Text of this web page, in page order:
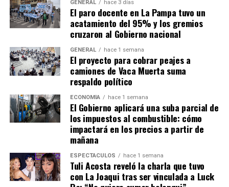
corteza.
«Los resultados de nuestro estudio indican que incluso
pequeños cambios de comportamiento, como
15 minutos al día o subir las escaleras en lugar del
ascensor, pueden tener un efecto positivo sustancial
en el cerebro y contrarrestar potencialmente la
pérdida de materia cerebral relacionada con la edad
y el desarrollo de enfermedades
neurodegenerativas«, reforzó Ahmad Aziz, otro de los
responsables de la investigación.
«En particular, los adultos mayores ya pueden
beneficiarse de un modesto aumento de la actividad
física de baja intensidad», añadió.
GENERAL hace 3 días
El paro docente en La Pampa tuvo un
acatamiento del 95% y los gremios
cruzaron al Gobierno nacional
GENERAL hace 1 semana
El proyecto para cobrar peajes a
camiones de Vaca Muerta suma
respaldo político
ECONOMÍA hace 1 semana
El Gobierno aplicará una suba parcial de
los impuestos al combustible: cómo
impactará en los precios a partir de
mañana
ESPECTÁCULOS hace 1 semana
Tuli Acosta reveló la charla que tuvo
con La Joaqui tras ser vinculada a Luck